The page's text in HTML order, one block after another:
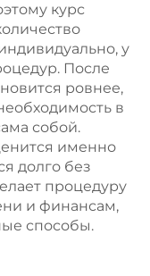
курс
у
После
ровнее,
в
собой.
именно
долго без
процедуру
и финансам,
способы.